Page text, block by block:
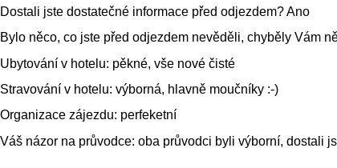
Dostali jste dostatečné informace před odjezdem? Ano
Bylo něco, co jste před odjezdem nevěděli, chyběly Vám
Ubytování v hotelu: pěkné, vše nové čisté
Stravování v hotelu: výborná, hlavně moučníky :-)
Organizace zájezdu: perfeketní
Váš názor na průvodce: oba průvodci byli výborní, dostali